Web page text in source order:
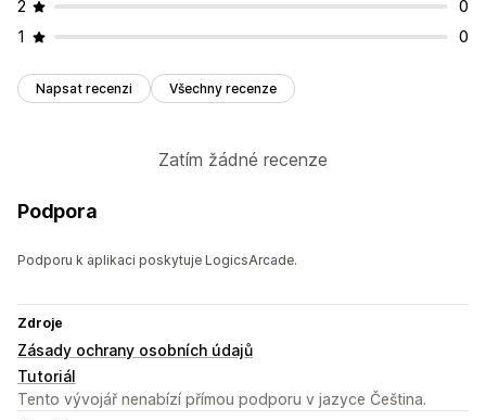
2
0
1
0
Napsat recenzi Všechny recenze
Zatím žádné recenze
Podpora
Podporu k aplikaci poskytuje LogicsArcade.
Zdroje
Zásady ochrany osobních údajů
Tutoriál
Tento vývojář nenabízí přímou podporu v jazyce Čeština.